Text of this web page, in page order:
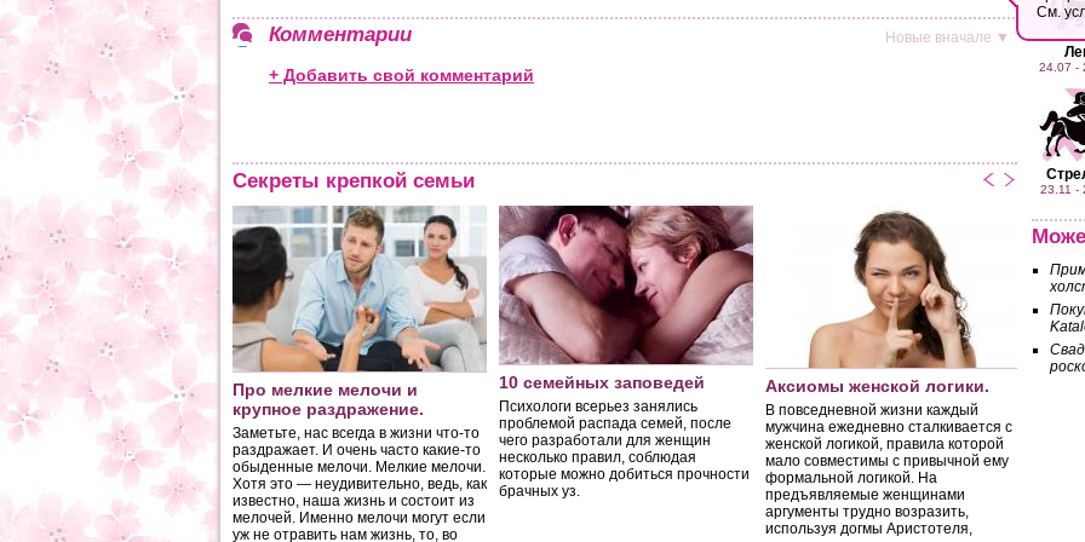
См.
Комментарии Новые вначале ▼
+ Добавить свой комментарий
Секреты крепкой семьи
одевать кольцо на
палец пришел из
— там полагали, что от
пальца идет вена
Про мелкие мелочи и
крупное раздражение.
Заметьте, нас всегда в жизни что-то
раздражает. И очень часто какие-то
обыденные мелочи. Мелкие мелочи.
Хотя это — неудивительно, ведь, как
известно, наша жизнь и состоит из
мелочей. Именно мелочи могут если
уж не отравить нам жизнь, то, во
10 семейных заповедей
Психологи всерьез занялись
проблемой распада семей, после
чего разработали для женщин
несколько правил, соблюдая
которые можно добиться прочности
брачных уз.
Аксиомы женской логики.
В повседневной жизни каждый
мужчина ежедневно сталкивается с
женской логикой, правила которой
мало совместимы с привычной ему
формальной логикой. На
предъявляемые женщинами
аргументы трудно возразить,
используя догмы Аристотеля,
24.07 -
23.11 -